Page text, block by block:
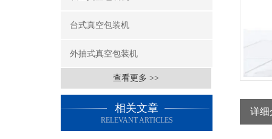
台式真空包装机
外抽式真空包装机
查看更多 >>
相关文章
RELEVANT ARTICLES
详细